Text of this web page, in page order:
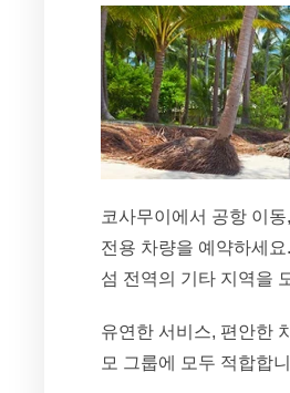
코사무이에서 공항 이
전용 차량을 예약하세
섬 전역의 기타 지역을
유연한 서비스, 편안한
모 그룹에 모두 적합합